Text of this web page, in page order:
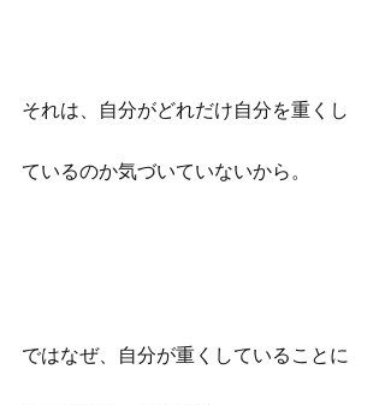
それは、自分がどれだけ自分を重くし
ているのか気づいていないから。
ではなぜ、自分が重くしていることに